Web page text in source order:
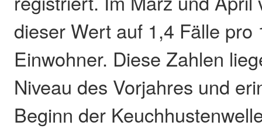
dieser Wert auf 1,4 Fälle pro
Einwohner. Diese Zahlen
Niveau des Vorjahres und
Beginn der